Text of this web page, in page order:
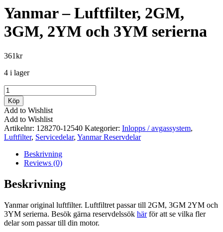
Yanmar – Luftfilter, 2GM,
3GM, 2YM och 3YM serierna
361kr
4 i lager
Yanmar
-
Luftfilter,
2GM,
3GM,
2YM
och
3YM
serierna
mängd
Köp
Add to Wishlist
Add to Wishlist
Artikelnr: 128270-12540 Kategorier: Inlopps / avgassystem,
Luftfilter, Servicedelar, Yanmar Reservdelar
Beskrivning
Reviews (0)
Beskrivning
Yanmar original luftfilter. Luftfiltret passar till 2GM, 3GM 2YM och
3YM serierna. Besök gärna reservdelssök härför att se vilka fler
delar som passar till din motor.